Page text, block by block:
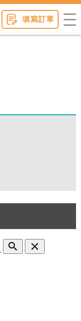
填寫訂單
search clear